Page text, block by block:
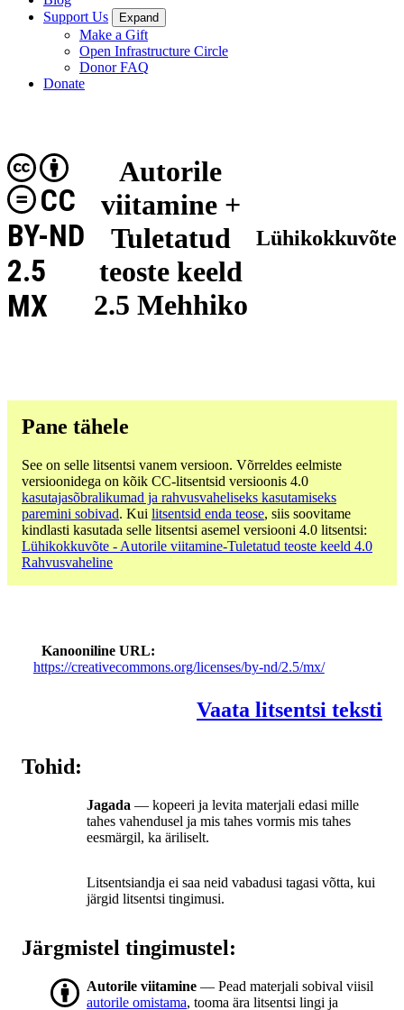
Support Us
Expand
Make a Gift
Open Infrastructure Circle
Donor FAQ
Donate
Autorile
viitamine +
Tuletatud
teoste keeld
2.5 Mehhiko
CC
BY-ND
2.5
MX
Lühikokkuvõte
Pane tähele
See on selle litsentsi vanem versioon. Võrreldes eelmiste
versioonidega on kõik CC-litsentsid versioonis 4.0
kasutajasõbralikumad ja rahvusvaheliseks kasutamiseks
paremini sobivad. Kui litsentsid enda teose, siis soovitame
kindlasti kasutada selle litsentsi asemel versiooni 4.0 litsentsi:
Lühikokkuvõte - Autorile viitamine-Tuletatud teoste keeld 4.0
Rahvusvaheline
Kanooniline URL
https://creativecommons.org/licenses/by-nd/2.5/mx/
Vaata litsentsi teksti
Tohid:
Jagada — kopeeri ja levita materjali edasi mille
tahes vahendusel ja mis tahes vormis mis tahes
eesmärgil, ka äriliselt.
Litsentsiandja ei saa neid vabadusi tagasi võtta, kui
järgid litsentsi tingimusi.
Järgmistel tingimustel:
Autorile viitamine — Pead materjali sobival viisil
autorile omistama, tooma ära litsentsi lingi ja